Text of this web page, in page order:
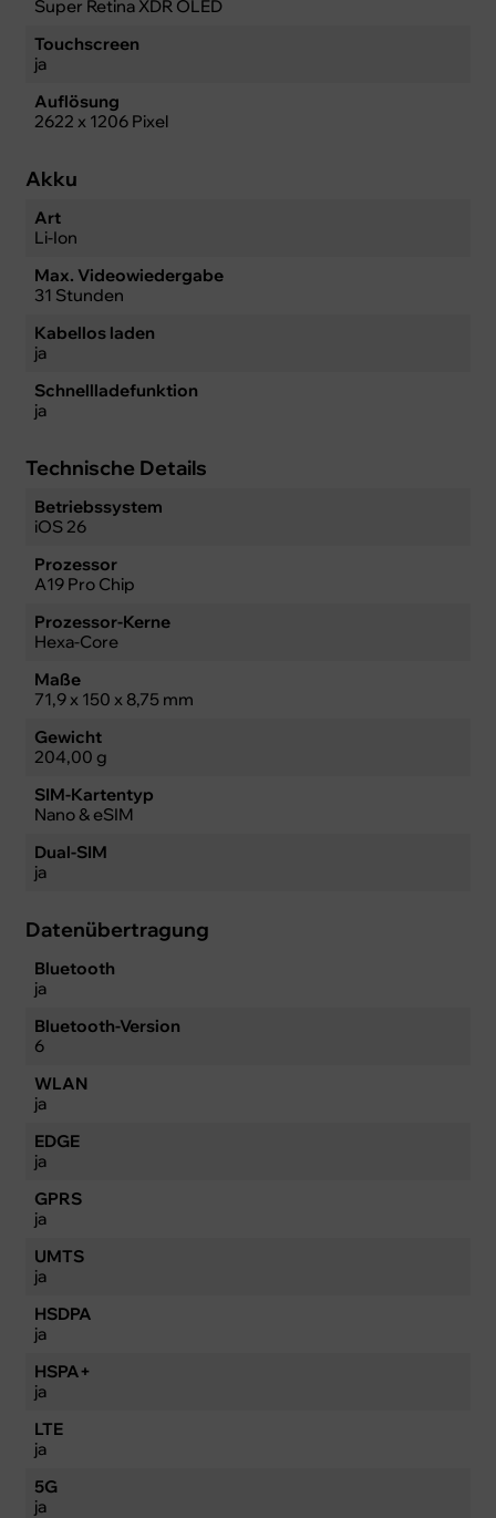
Super Retina XDR OLED
Touchscreen
ja
Auflösung
2622 x 1206 Pixel
Akku
Art
Li-Ion
Max. Videowiedergabe
31 Stunden
Kabellos laden
ja
Schnellladefunktion
ja
Technische Details
Betriebssystem
iOS 26
Prozessor
A19 Pro Chip
Prozessor-Kerne
Hexa-Core
Maße
71,9 x 150 x 8,75 mm
Gewicht
204,00 g
SIM-Kartentyp
Nano & eSIM
Dual-SIM
ja
Datenübertragung
Bluetooth
ja
Bluetooth-Version
6
WLAN
ja
EDGE
ja
GPRS
ja
UMTS
ja
HSDPA
ja
HSPA+
ja
LTE
ja
5G
ja